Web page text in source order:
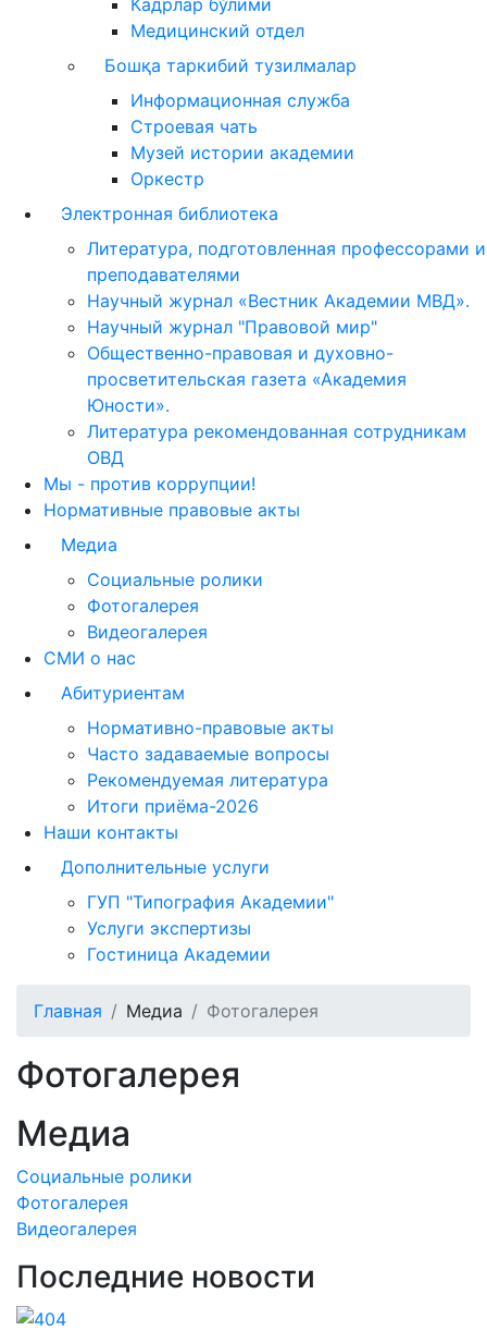
Кадрлар бўлими
Медицинский отдел
Бошқа таркибий тузилмалар
Информационная служба
Строевая чать
Музей истории академии
Оркестр
Электронная библиотека
Литература, подготовленная профессорами и
преподавателями
Научный журнал «Вестник Академии МВД».
Научный журнал "Правовой мир"
Общественно-правовая и духовно-
просветительская газета «Академия
Юности».
Литература рекомендованная сотрудникам
ОВД
Мы - против коррупции!
Нормативные правовые акты
Медиа
Социальные ролики
Фотогалерея
Видеогалерея
СМИ о нас
Абитуриентам
Нормативно-правовые акты
Часто задаваемые вопросы
Рекомендуемая литература
Итоги приёма-2026
Наши контакты
Дополнительные услуги
ГУП "Типография Академии"
Услуги экспертизы
Гостиница Академии
Главная Медиа Фотогалерея
Фотогалерея
Медиа
Социальные ролики
Фотогалерея
Видеогалерея
Последние новости